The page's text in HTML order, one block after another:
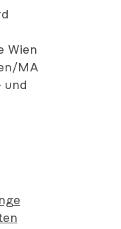
Wien
MA
und